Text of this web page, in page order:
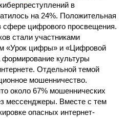
в
на 24%. Положительная
сфере цифрового просвещения.
стали участниками
«Урок цифры» и «Цифровой
культуры
Отдельной темой
мошенничество.
около 67% мошеннических
мессенджеры. Вместе с тем
опасных интернет-